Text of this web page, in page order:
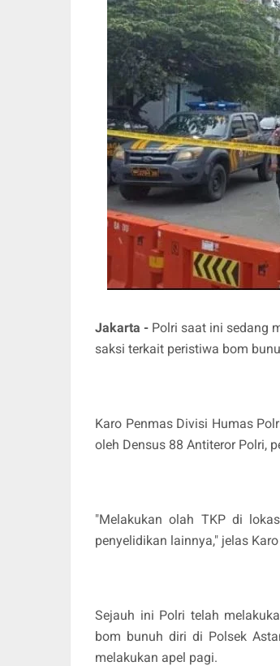
Jakarta - Polri saat ini sedang
saksi terkait peristiwa bom
Karo Penmas Divisi Humas
oleh Densus 88 Antiteror Polri,
"Melakukan olah TKP di
penyelidikan lainnya," jelas
Sejauh ini Polri telah
bom bunuh diri di Polsek
melakukan apel pagi.